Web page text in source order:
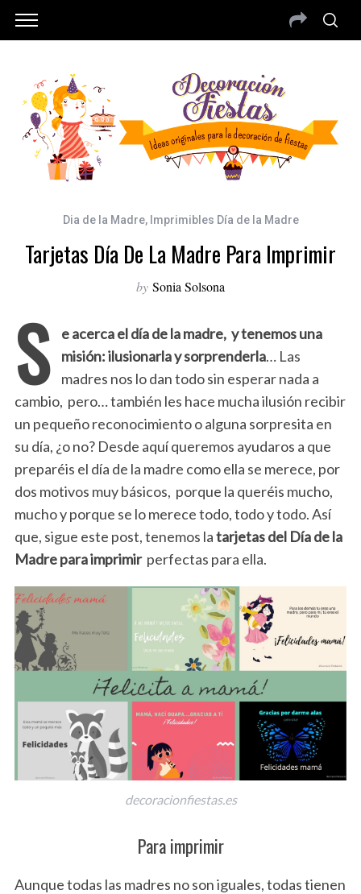
Dia de la Madre, Imprimibles Día de la Madre
Tarjetas Día De La Madre Para Imprimir
by Sonia Solsona
S
e acerca el día de la madre, y tenemos una
misión: ilusionarla y sorprenderla… Las
madres nos lo dan todo sin esperar nada a
cambio, pero… también les hace mucha ilusión recibir
un pequeño reconocimiento o alguna sorpresita en
su día, ¿o no? Desde aquí queremos ayudaros a que
preparéis el día de la madre como ella se merece, por
dos motivos muy básicos, porque la queréis mucho,
mucho y porque se lo merece todo, todo y todo. Así
que, sigue este post, tenemos latarjetas del Día de la
Madre para imprimir perfectas para ella.
decoracionfiestas.es
Para imprimir
Aunque todas las madres no son iguales, todas tienen